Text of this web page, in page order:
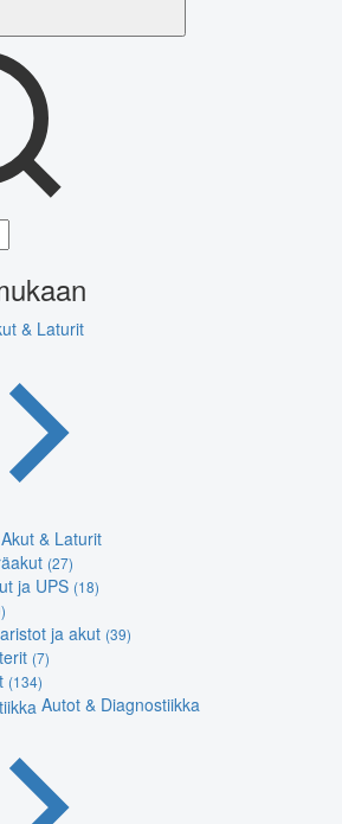
& Laturit
& Laturit
(27)
ja UPS (18)
ja akut (39)
(7)
(134)
Autot & Diagnostiikka